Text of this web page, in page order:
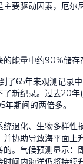
要驱动因素，厄尔
能量中约90%储存
了65年来观测记录
了新纪录。过去20
期间的两倍多。
退化、生物多样性
并协助导致海平面上
的。气候预测显示：